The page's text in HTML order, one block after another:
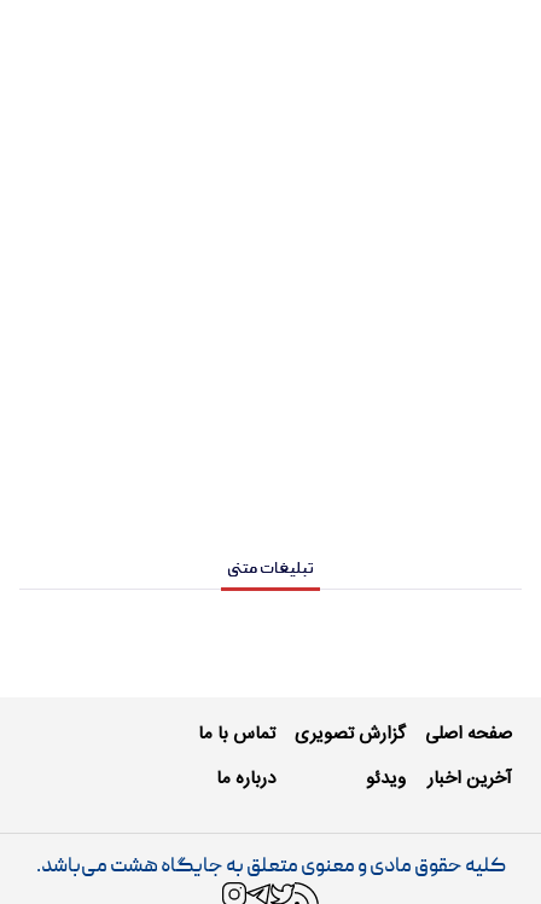
تبلیغات متنی
صفحه اصلی
آخرین اخبار
گزارش تصویری
ویدئو
تماس با ما
درباره ما
کلیه حقوق مادی و معنوی متعلق به جایگاه هشت می‌باشد.